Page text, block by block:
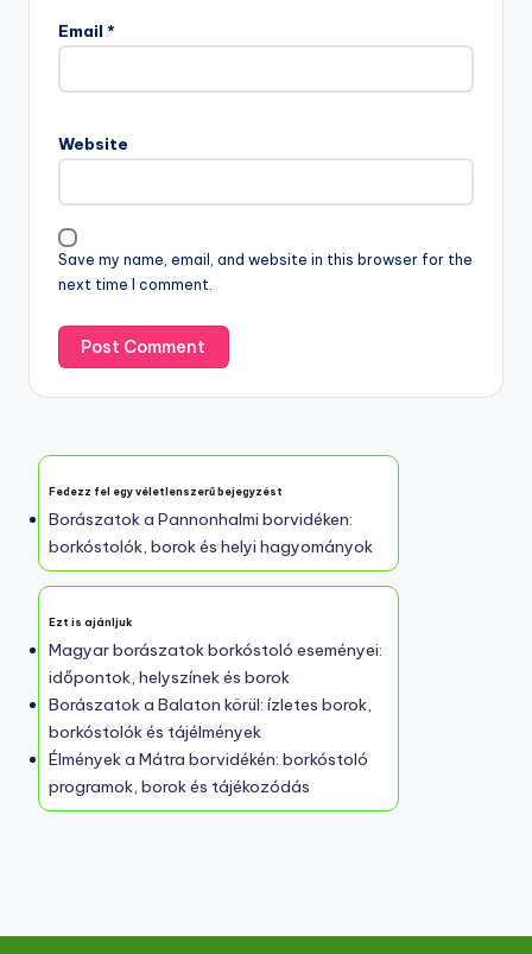
Email *
Website
Save my name, email, and website in this browser for the
next time I comment.
Fedezz fel egy véletlenszerű bejegyzést
Borászatok a Pannonhalmi borvidéken:
borkóstolók, borok és helyi hagyományok
Ezt is ajánljuk
Magyar borászatok borkóstoló eseményei:
időpontok, helyszínek és borok
Borászatok a Balaton körül: ízletes borok,
borkóstolók és tájélmények
Élmények a Mátra borvidékén: borkóstoló
programok, borok és tájékozódás